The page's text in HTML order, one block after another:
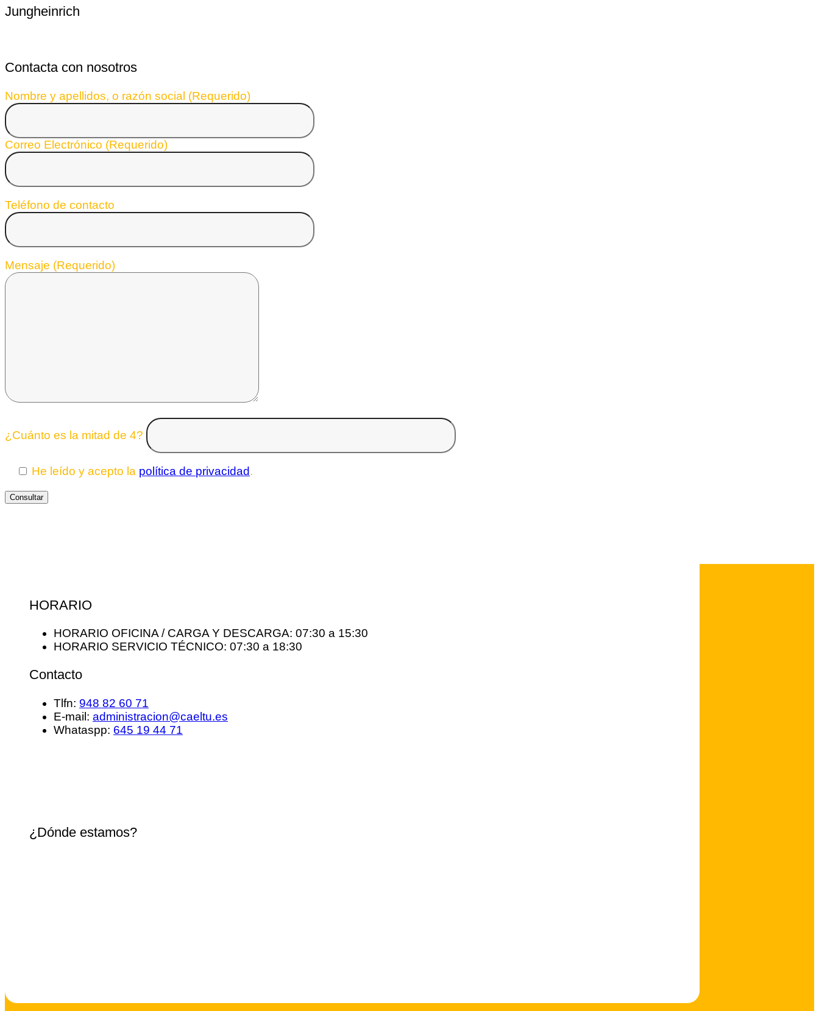
Jungheinrich
Contacta con nosotros
Nombre y apellidos, o razón social (Requerido)
Correo Electrónico (Requerido)
Teléfono de contacto
Mensaje (Requerido)
¿Cuánto es la mitad de 4?
He leído y acepto la política de privacidad.
HORARIO
HORARIO OFICINA / CARGA Y DESCARGA: 07:30 a 15:30
HORARIO SERVICIO TÉCNICO: 07:30 a 18:30
Contacto
Tlfn: 948 82 60 71
E-mail: administracion@caeltu.es
Whataspp: 645 19 44 71
¿Dónde estamos?